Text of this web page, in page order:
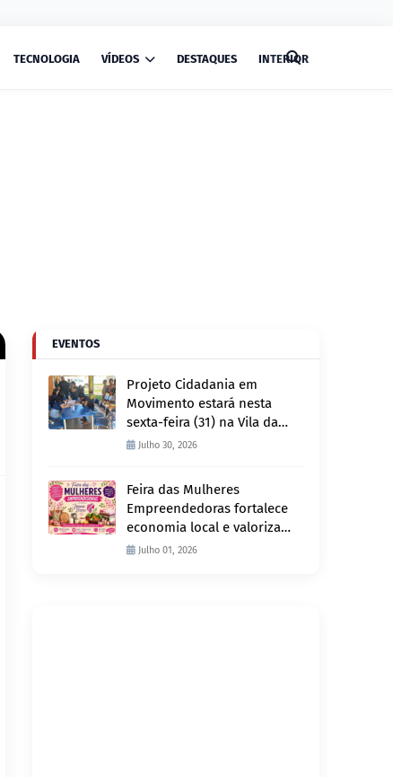
TECNOLOGIA VÍDEOS DESTAQUES INTERIOR
EVENTOS
Projeto Cidadania em
Movimento estará nesta
sexta-feira (31) na Vila da
Penha e sábado (1º) em
Julho 30, 2026
Feira das Mulheres
Empreendedoras fortalece
economia local e valoriza
produção feminina no
Julho 01, 2026